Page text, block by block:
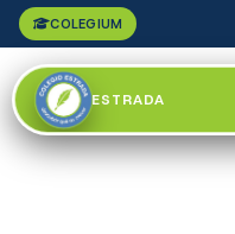
COLEGIUM
ESTRADA